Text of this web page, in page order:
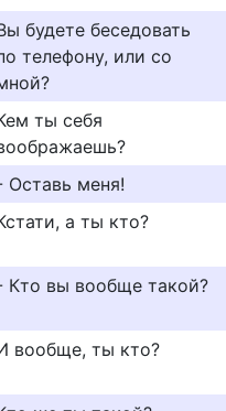
будете беседовать
телефону, или со
ты себя
Оставь меня!
а ты кто?
Кто вы вообще такой?
вообще, ты кто?